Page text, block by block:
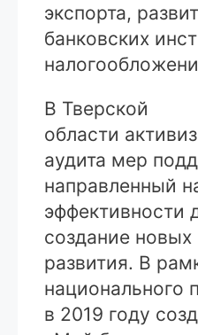
экспорта,
банковских
В Тверской
области
аудита мер
направленный
эффективности
создание новых
развития. В
национального
в 2019 году